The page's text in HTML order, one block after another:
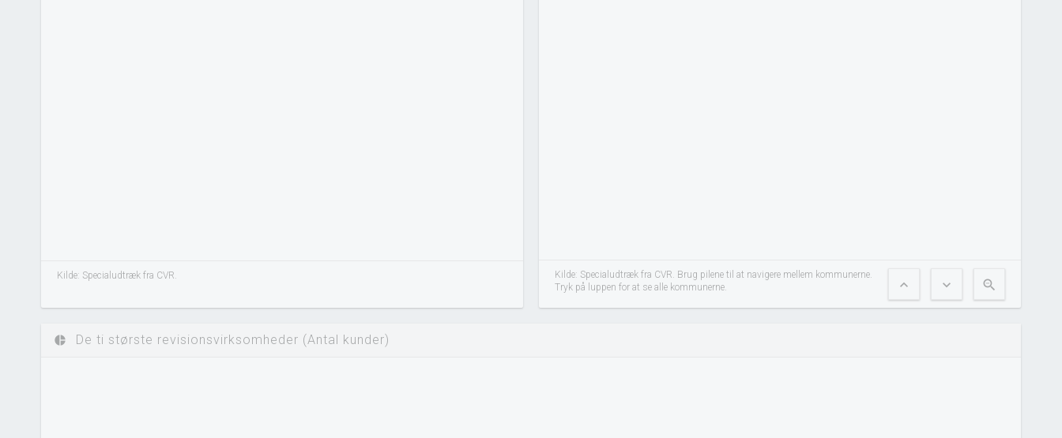
Kilde: Specialudtræk fra CVR.
Kilde: Specialudtræk fra CVR. Brug pilene til at navigere mellem kommunerne.
Tryk på luppen for at se alle kommunerne.
expand_less expand_more zoom_out
pie_chart De ti største revisionsvirksomheder (Antal kunder)